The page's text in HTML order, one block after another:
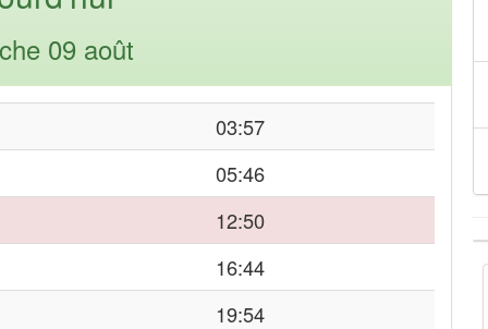
09 août
03:57
05:46
12:50
16:44
19:54